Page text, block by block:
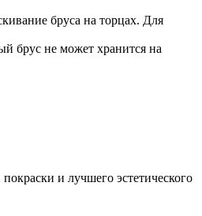
бруса на торцах. Для
брус не может хранится на
и лучшего эстетического